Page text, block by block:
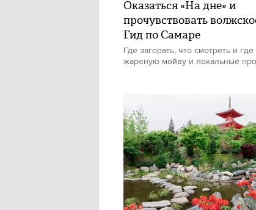
Оказаться «На дне» и
прочувствовать
Гид по Самаре
Где загорать, что смотреть и где
жареную мойву и локальные